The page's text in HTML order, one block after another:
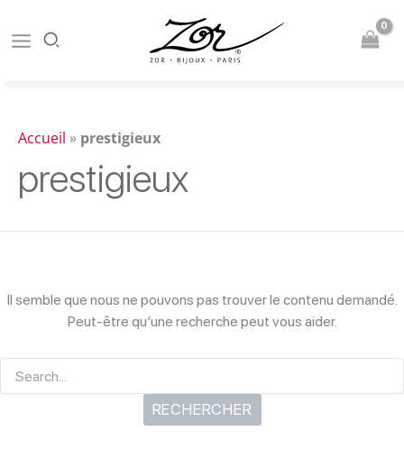
au
contenu
Accueil » prestigieux
prestigieux
Il semble que nous ne pouvons pas trouver le contenu demandé.
Peut-être qu’une recherche peut vous aider.